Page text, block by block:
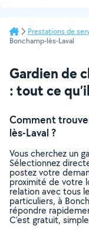
Prestations de
Bonchamp-lès-Laval
Gardien de
: tout ce
Comment
lès-Laval ?
Vous cherchez un
Sélectionnez
postez votre
proximité de votre
relation avec tous
particuliers, à
répondre
C’est gratuit,